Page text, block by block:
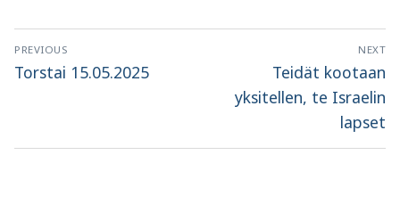
Artikkelien
selaus
PREVIOUS
Previous
Torstai 15.05.2025
NEXT
Next
post:
Teidät kootaan
yksitellen, te Israelin
lapset